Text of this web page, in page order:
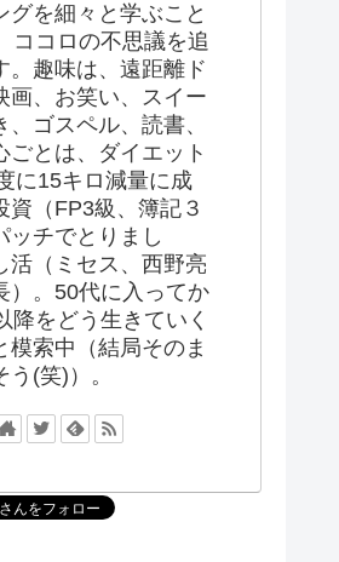
グを細々と学ぶこと
ココロの不思議を追
。趣味は、遠距離ド
画、お笑い、スイー
、ゴスペル、読書、
ごとは、ダイエット
に15キロ減量に成
資（FP3級、簿記３
ッチでとりまし
活（ミセス、西野亮
）。50代に入ってか
降をどう生きていく
模索中（結局そのま
う(笑)）。